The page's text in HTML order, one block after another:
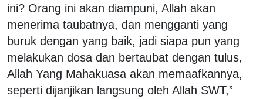
ini? Orang ini akan diampuni, Allah akan
menerima taubatnya, dan mengganti yang
buruk dengan yang baik, jadi siapa pun yang
melakukan dosa dan bertaubat dengan tulus,
Allah Yang Mahakuasa akan memaafkannya,
seperti dijanjikan langsung oleh Allah SWT,”